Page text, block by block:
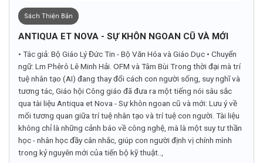
Sách Thiện Bản
ANTIQUA ET NOVA - SỰ KHÔN NGOAN CŨ VÀ MỚI
• Tác giả: Bộ Giáo Lý Đức Tin - Bộ Văn Hóa và Giáo Dục • Chuyển
ngữ: Lm Phêrô Lê Minh Hải. OFM và Tâm Bùi Trong thời đại mà trí
tuệ nhân tạo (AI) đang thay đổi cách con người sống, suy nghĩ và
tương tác, Giáo hội Công giáo đã đưa ra một tiếng nói sâu sắc
qua tài liệu Antiqua et Nova - Sự khôn ngoan cũ và mới: Lưu ý về
mối tương quan giữa trí tuệ nhân tạo và trí tuệ con người. Tài liệu
không chỉ là những cảnh báo về công nghệ, mà là một suy tư thần
học - nhân học đầy cân nhắc, giúp con người định vị chính mình
trong kỷ nguyên mới của tiến bộ kỹ thuật..,